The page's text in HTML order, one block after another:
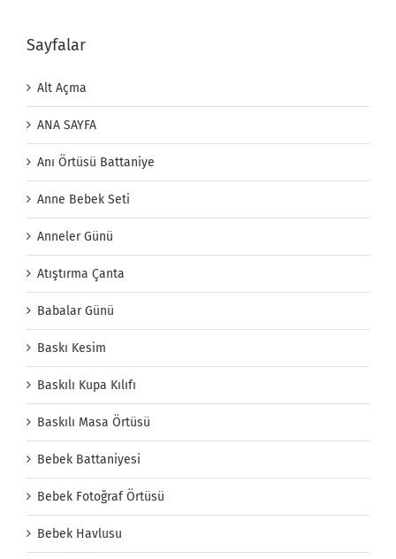
Sayfalar
Alt Açma
ANA SAYFA
Anı Örtüsü Battaniye
Anne Bebek Seti
Anneler Günü
Atıştırma Çanta
Babalar Günü
Baskı Kesim
Baskılı Kupa Kılıfı
Baskılı Masa Örtüsü
Bebek Battaniyesi
Bebek Fotoğraf Örtüsü
Bebek Havlusu